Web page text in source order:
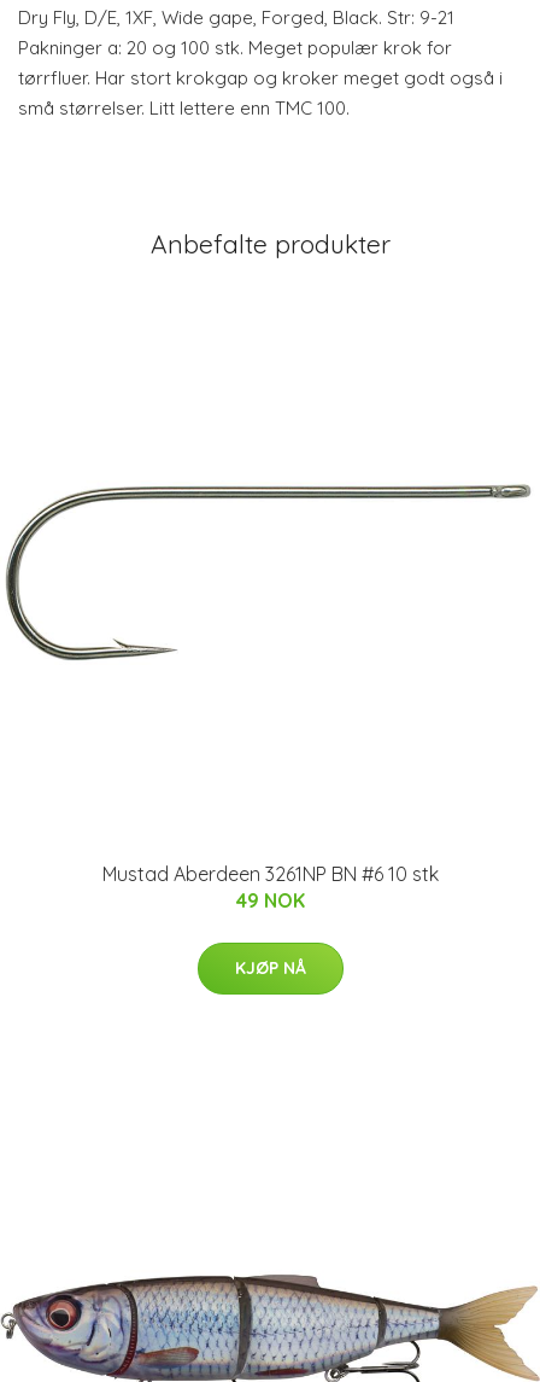
Dry Fly, D/E, 1XF, Wide gape, Forged, Black. Str: 9-21
Pakninger a: 20 og 100 stk. Meget populær krok for
tørrfluer. Har stort krokgap og kroker meget godt også i
små størrelser. Litt lettere enn TMC 100.
Anbefalte produkter
Mustad Aberdeen 3261NP BN #6 10 stk
49 NOK
KJØP NÅ